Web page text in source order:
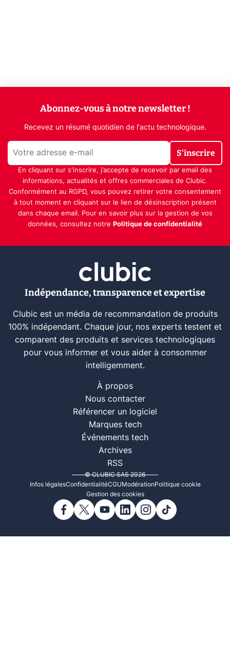
Abonnez-vous à notre newsletter !
Recevez un résumé quotidien de l'actu technologique.
S'inscrire
En cliquant sur s'inscrire, j’accepte de recevoir par email des
informations, actualités et offres commerciales de Clubic.
Conformément au RGPD, vous pouvez retirer votre consentement
à tout moment en cliquant sur le lien de désinscription présent
dans chaque email. Pour en savoir plus sur la gestion de vos
données, consultez notre Politique de confidentialité
Indépendance, transparence et expertise
Clubic est un média de recommandation de produits
100% indépendant. Chaque jour, nos experts testent et
comparent des produits et services technologiques
pour vous informer et vous aider à consommer
intelligemment.
À propos
Nous contacter
Référencer un logiciel
Marques tech
Événements tech
Archives
RSS
© CLUBIC SAS 2026
Infos légalesConfidentialitéCGUModérationPolitique cookie
Gestion des cookies